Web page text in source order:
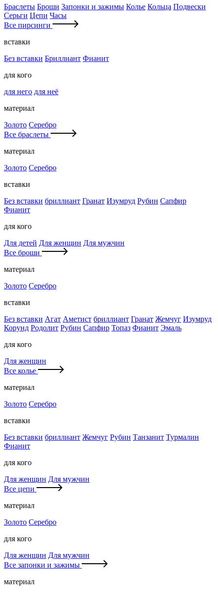
Браслеты Броши Запонки и зажимы Колье Кольца Подвески
Серьги Цепи Часы
Все пирсинги
вставки
Без вставки Бриллиант Фианит
для кого
для него для неё
материал
Золото Серебро
Все браслеты
материал
Золото Серебро
вставки
Без вставки бриллиант Гранат Изумруд Рубин Сапфир
Фианит
для кого
Для детей Для женщин Для мужчин
Все броши
материал
Золото Серебро
вставки
Без вставки Агат Аметист бриллиант Гранат Жемчуг Изумруд
Корунд Родолит Рубин Сапфир Топаз Фианит Эмаль
для кого
Для женщин
Все колье
материал
Золото Серебро
вставки
Без вставки бриллиант Жемчуг Рубин Танзанит Турмалин
Фианит
для кого
Для женщин Для мужчин
Все цепи
материал
Золото Серебро
для кого
Для женщин Для мужчин
Все запонки и зажимы
материал